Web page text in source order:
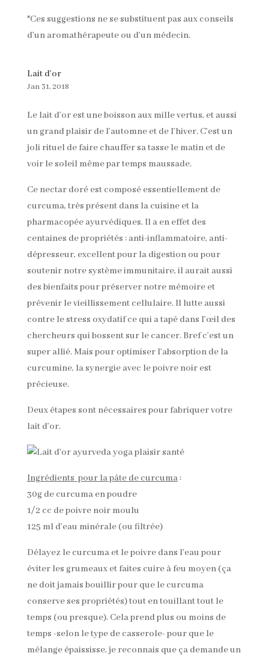
*Ces suggestions ne se substituent pas aux conseils
d’un aromathérapeute ou d’un médecin.
Lait d’or
Jan 31, 2018
Le lait d’or est une boisson aux mille vertus, et aussi
un grand plaisir de l’automne et de l’hiver. C’est un
joli rituel de faire chauffer sa tasse le matin et de
voir le soleil même par temps maussade.
Ce nectar doré est composé essentiellement de
curcuma, très présent dans la cuisine et la
pharmacopée ayurvédiques. Il a en effet des
centaines de propriétés : anti-inflammatoire, anti-
dépresseur, excellent pour la digestion ou pour
soutenir notre système immunitaire, il aurait aussi
des bienfaits pour préserver notre mémoire et
prévenir le vieillissement cellulaire. Il lutte aussi
contre le stress oxydatif ce qui a tapé dans l’œil des
chercheurs qui bossent sur le cancer. Bref c’est un
super allié. Mais pour optimiser l’absorption de la
curcumine, la synergie avec le poivre noir est
précieuse.
Deux étapes sont nécessaires pour fabriquer votre
lait d’or.
Ingrédients pour la pâte de curcuma:
30g de curcuma en poudre
1/2 cc de poivre noir moulu
125 ml d’eau minérale (ou filtrée)
Délayez le curcuma et le poivre dans l’eau pour
éviter les grumeaux et faites cuire à feu moyen (ça
ne doit jamais bouillir pour que le curcuma
conserve ses propriétés) tout en touillant tout le
temps (ou presque). Cela prend plus ou moins de
temps -selon le type de casserole- pour que le
mélange épaississe, je reconnais que ça demande un